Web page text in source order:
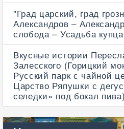
"Град царский, град
Александров –
слобода – Усадьба
Вкусные истории
Залесского (Горицкий
Русский парк с чайной
Царство Ряпушки с
селедки» под бокал пива)